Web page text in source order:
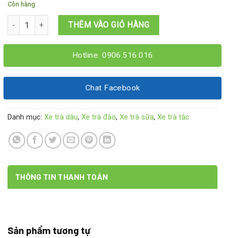
Còn hàng
Tủ ăn vặt trà sữa 1M2x60x1M95 số lượng
THÊM VÀO GIỎ HÀNG
Hotline: 0906.516.016
Chat Facebook
Danh mục: Xe trà dâu, Xe trà đào, Xe trà sữa, Xe trà tắc
THÔNG TIN THANH TOÁN
Sản phẩm tương tự